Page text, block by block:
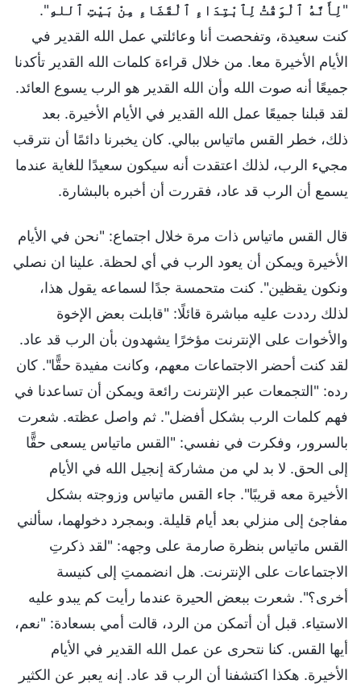
"لِأَنَّهُ ٱلْوَقْتُ لِٱبْتِدَاءِ ٱلْقَضَاءِ مِنْ بَيْتِ ٱللهِ".
كنت سعيدة، وتفحصت أنا وعائلتي عمل الله القدير في
الأيام الأخيرة معا. من خلال قراءة كلمات الله القدير تأكدنا
جميعًا أنه صوت الله وأن الله القدير هو الرب يسوع العائد.
لقد قبلنا جميعًا عمل الله القدير في الأيام الأخيرة. بعد
ذلك، خطر القس ماتياس ببالي. كان يخبرنا دائمًا أن نترقب
مجيء الرب، لذلك اعتقدت أنه سيكون سعيدًا للغاية عندما
يسمع أن الرب قد عاد، فقررت أن أخبره بالبشارة.
قال القس ماتياس ذات مرة خلال اجتماع: "نحن في الأيام
الأخيرة ويمكن أن يعود الرب في أي لحظة. علينا ان نصلي
ونكون يقظين". كنت متحمسة جدًا لسماعه يقول هذا،
لذلك رددت عليه مباشرة قائلًا: "قابلت بعض الإخوة
والأخوات على الإنترنت مؤخرًا يشهدون بأن الرب قد عاد.
لقد كنت أحضر الاجتماعات معهم، وكانت مفيدة حقًّا". كان
رده: "التجمعات عبر الإنترنت رائعة ويمكن أن تساعدنا في
فهم كلمات الرب بشكل أفضل". ثم واصل عظته. شعرت
بالسرور، وفكرت في نفسي: "القس ماتياس يسعى حقًّا
إلى الحق. لا بد لي من مشاركة إنجيل الله في الأيام
الأخيرة معه قريبًا". جاء القس ماتياس وزوجته بشكل
مفاجئ إلى منزلي بعد أيام قليلة. وبمجرد دخولهما، سألني
القس ماتياس بنظرة صارمة على وجهه: "لقد ذكرتِ
الاجتماعات على الإنترنت. هل انضممتِ إلى كنيسة
أخرى؟". شعرت ببعض الحيرة عندما رأيت كم يبدو عليه
الاستياء. قبل أن أتمكن من الرد، قالت أمي بسعادة: "نعم،
أيها القس. كنا نتحرى عن عمل الله القدير في الأيام
الأخيرة. هكذا اكتشفنا أن الرب قد عاد. إنه يعبر عن الكثير